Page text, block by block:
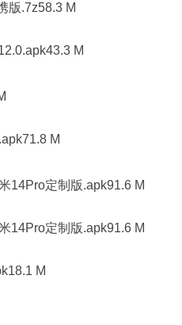
版.7z58.3 M
M
M
14Pro定制版.apk91.6 M
14Pro定制版.apk91.6 M
M